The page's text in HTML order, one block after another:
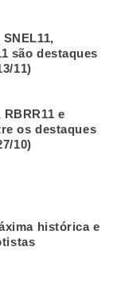
SNEL11,
são destaques
11)
RBRR11 e
os destaques
10)
histórica e